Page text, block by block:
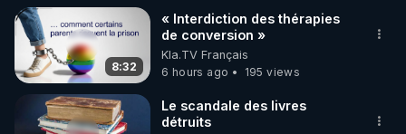
8:32
« Interdiction des thérapies
de conversion »
Kla.TV Français
6 hours ago
195 views
Le scandale des livres
détruits